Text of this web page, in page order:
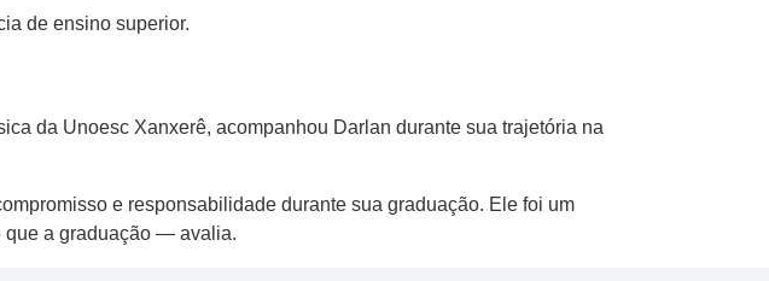
de ensino superior.
da Unoesc Xanxerê, acompanhou Darlan durante sua trajetória na
e responsabilidade durante sua graduação. Ele foi um
que a graduação — avalia.